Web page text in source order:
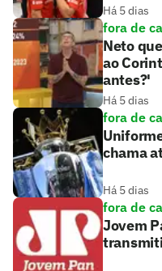
Há 5 dias
fora de
Neto
ao
antes?'
Há 5 dias
fora de
chama
Há 5 dias
fora de
Jovem